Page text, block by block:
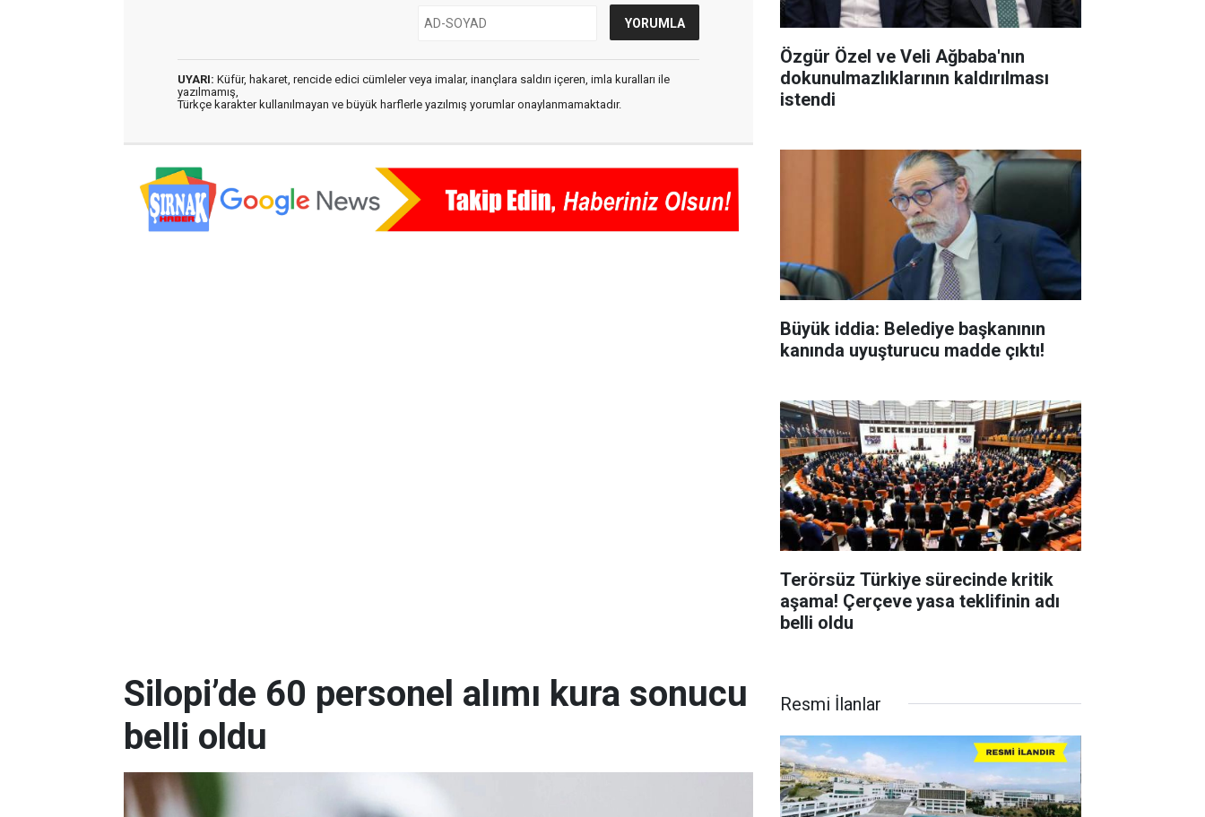
UYARI: Küfür, hakaret, rencide edici cümleler veya imalar, inançlara saldırı içeren, imla kuralları ile
yazılmamış,
Türkçe karakter kullanılmayan ve büyük harflerle yazılmış yorumlar onaylanmamaktadır.
Özgür Özel ve Veli Ağbaba'nın
dokunulmazlıklarının kaldırılması
istendi
Büyük iddia: Belediye başkanının
kanında uyuşturucu madde çıktı!
Terörsüz Türkiye sürecinde kritik
aşama! Çerçeve yasa teklifinin adı
belli oldu
Silopi’de 60 personel alımı kura sonucu
belli oldu
Resmi İlanlar